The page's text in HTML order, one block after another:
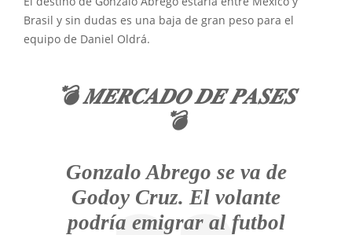
Brasil y sin dudas es una baja de gran peso para el
equipo de Daniel Oldrá.
💣 𝑴𝑬𝑹𝑪𝑨𝑫𝑶 𝑫𝑬 𝑷𝑨𝑺𝑬𝑺
💣
Gonzalo Abrego se va de
Godoy Cruz. El volante
podría emigrar al futbol